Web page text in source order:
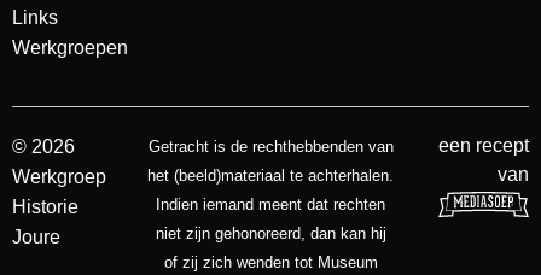
Links
Werkgroepen
© 2026
Werkgroep
Historie
Joure
Getracht is de rechthebbenden van
het (beeld)materiaal te achterhalen.
Indien iemand meent dat rechten
niet zijn gehonoreerd, dan kan hij
of zij zich wenden tot Museum
een recept
van